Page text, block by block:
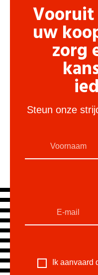
uw
zorg
Steun onze
Ik aanvaard